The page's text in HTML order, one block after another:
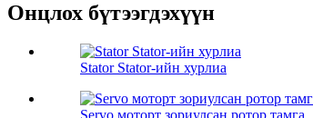
Онцлох бүтээгдэхүүн
Stator Stator-ийн хурлиа